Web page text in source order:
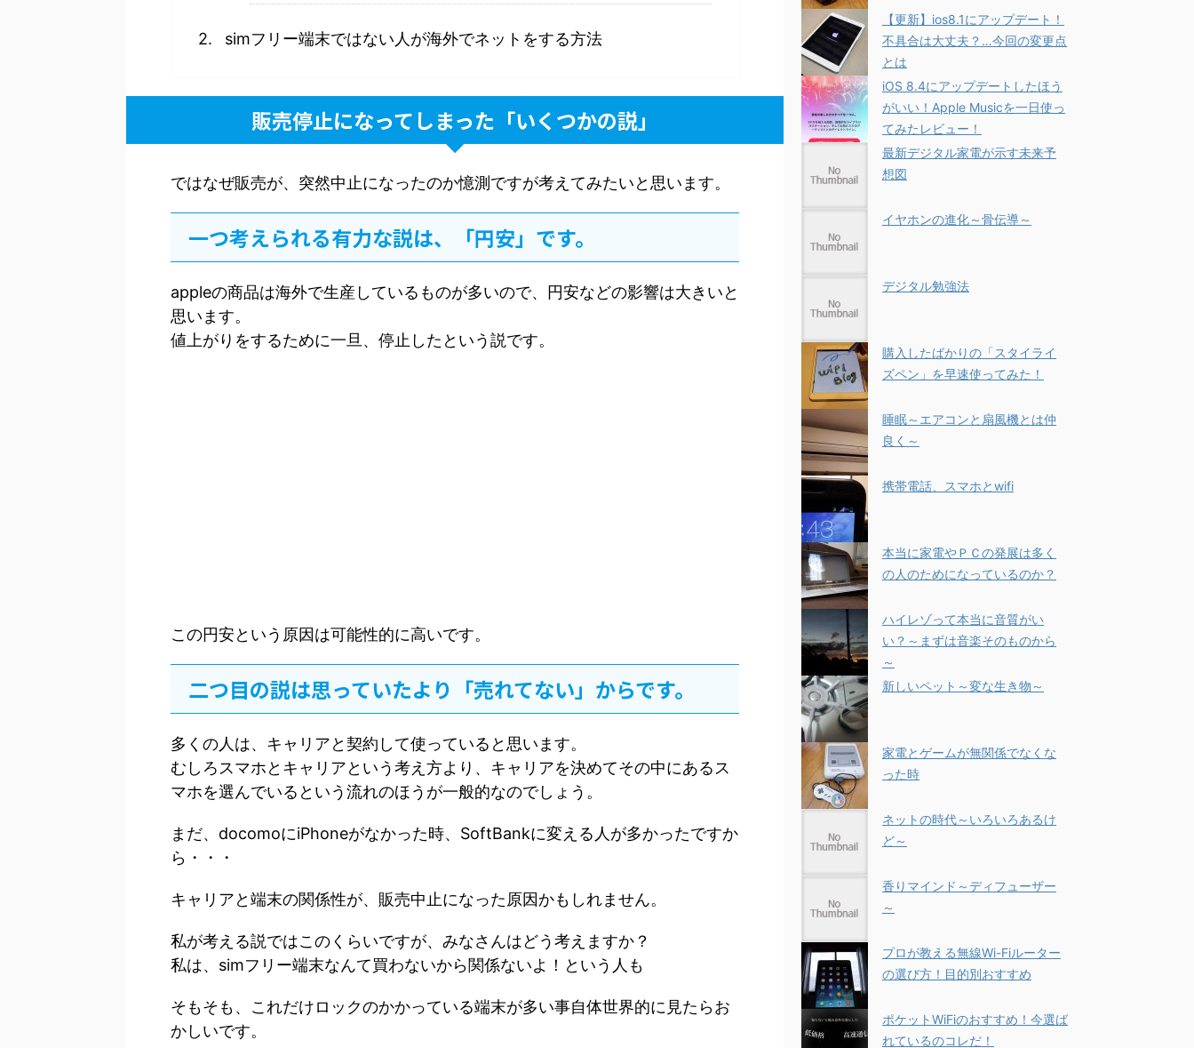
simフリー端末ではない人が海外でネットをする方法
販売停止になってしまった「いくつかの説」
ではなぜ販売が、突然中止になったのか憶測ですが考えてみたいと思います。
一つ考えられる有力な説は、「円安」です。
appleの商品は海外で生産しているものが多いので、円安などの影響は大きいと
思います。
値上がりをするために一旦、停止したという説です。
この円安という原因は可能性的に高いです。
二つ目の説は思っていたより「売れてない」からです。
多くの人は、キャリアと契約して使っていると思います。
むしろスマホとキャリアという考え方より、キャリアを決めてその中にあるス
マホを選んでいるという流れのほうが一般的なのでしょう。
まだ、docomoにiPhoneがなかった時、SoftBankに変える人が多かったですか
ら・・・
キャリアと端末の関係性が、販売中止になった原因かもしれません。
私が考える説ではこのくらいですが、みなさんはどう考えますか？
私は、simフリー端末なんて買わないから関係ないよ！という人も
そもそも、これだけロックのかかっている端末が多い事自体世界的に見たらお
かしいです。
【更新】ios8.1にアップデート！
不具合は大丈夫？…今回の変更点
とは
iOS 8.4にアップデートしたほう
がいい！Apple Musicを一日使っ
てみたレビュー！
最新デジタル家電が示す未来予
想図
イヤホンの進化～骨伝導～
デジタル勉強法
購入したばかりの「スタイライ
ズペン」を早速使ってみた！
睡眠～エアコンと扇風機とは仲
良く～
携帯電話、スマホとwifi
本当に家電やＰＣの発展は多く
の人のためになっているのか？
ハイレゾって本当に音質がい
い？～まずは音楽そのものから
～
新しいペット～変な生き物～
家電とゲームが無関係でなくな
った時
ネットの時代～いろいろあるけ
ど～
香りマインド～ディフューザー
～
プロが教える無線Wi-Fiルーター
の選び方！目的別おすすめ
ポケットWiFiのおすすめ！今選ば
れているのコレだ！